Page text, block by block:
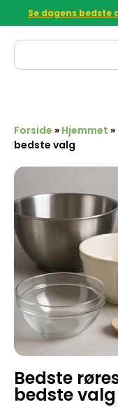
Se dagens bedste
Forside » Hjemmet »
bedste valg
Bedste
bedste valg